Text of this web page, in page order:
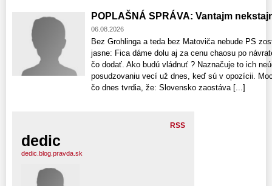
POPLAŠNÁ SPRÁVA: Vantajm
06.08.2026
Bez Grohlinga a teda bez Matoviča nebude PS
jasne: Fica dáme dolu aj za cenu chaosu po
čo dodať. Ako budú vládnuť ? Naznačuje to ich
posudzovaniu vecí už dnes, keď sú v opozícii.
čo dnes tvrdia, že: Slovensko zaostáva [...]
RSS
dedic
dedic.blog.pravda.sk